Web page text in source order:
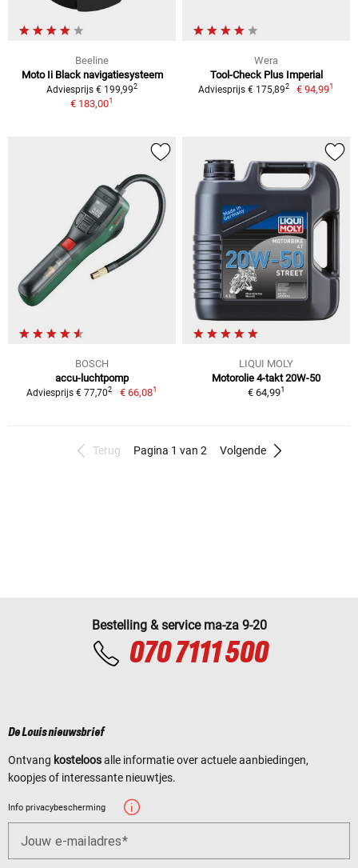
Beeline
Moto Ii Black navigatiesysteem
Adviesprijs € 199,992
€ 183,001
Wera
Tool-Check Plus Imperial
Adviesprijs € 175,892 € 94,991
BOSCH
accu-luchtpomp
Adviesprijs € 77,702 € 66,081
LIQUI MOLY
Motorolie 4-takt 20W-50
€ 64,991
Terug Pagina 1 van 2 Volgende
Bestelling & service ma-za 9-20
070 7111 500
De Louis nieuwsbrief
Ontvang kosteloosalle informatie over actuele aanbiedingen,
koopjes of interessante nieuwtjes.
Info privacybescherming
Jouw e-mailadres